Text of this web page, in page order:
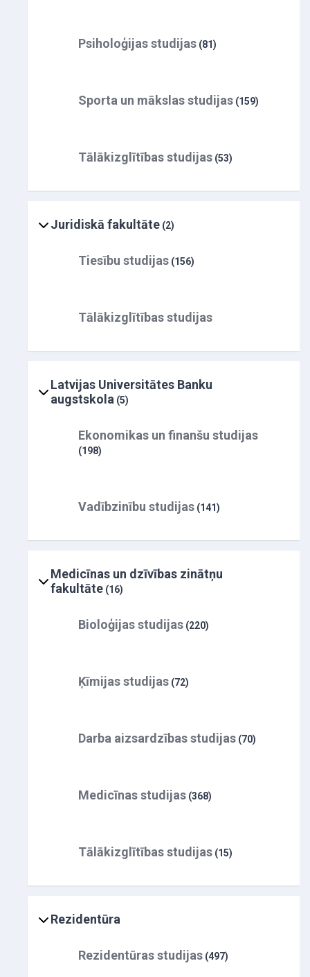
Psiholoģijas studijas (81)
Sporta un mākslas studijas (159)
Tālākizglītības studijas (53)
Juridiskā fakultāte (2)
Tiesību studijas (156)
Tālākizglītības studijas
Latvijas Universitātes Banku
augstskola (5)
Ekonomikas un finanšu studijas
(198)
Vadībzinību studijas (141)
Medicīnas un dzīvības zinātņu
fakultāte (16)
Bioloģijas studijas (220)
Ķīmijas studijas (72)
Darba aizsardzības studijas (70)
Medicīnas studijas (368)
Tālākizglītības studijas (15)
Rezidentūra
Rezidentūras studijas (497)